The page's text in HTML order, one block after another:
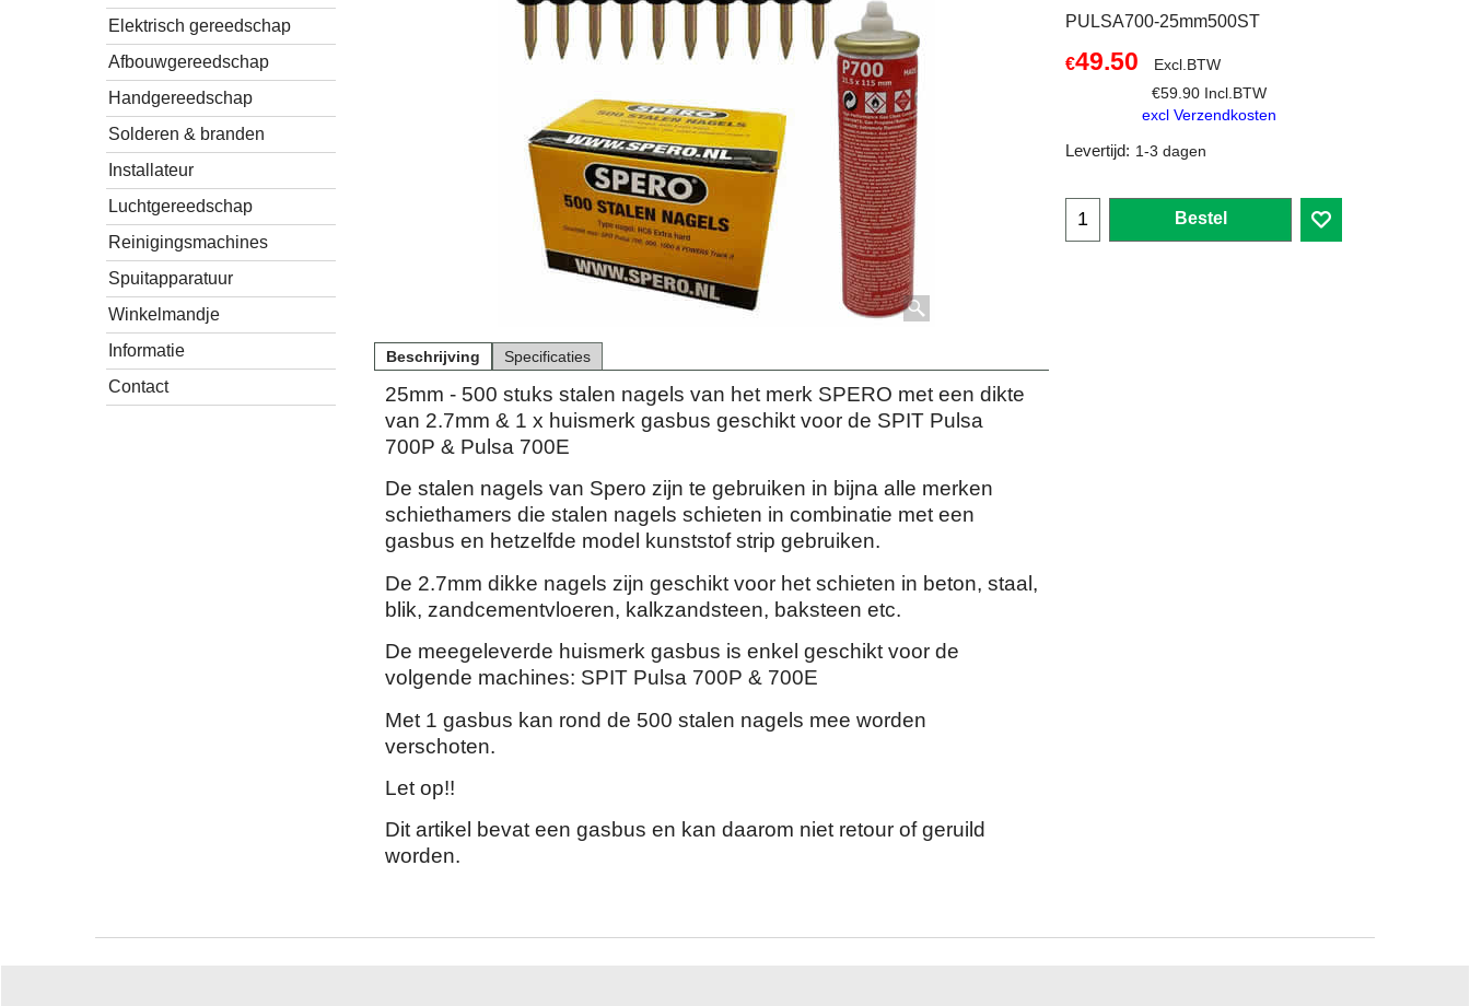
Elektrisch gereedschap
Afbouwgereedschap
Handgereedschap
Solderen & branden
Installateur
Luchtgereedschap
Reinigingsmachines
Spuitapparatuur
Winkelmandje
Informatie
Contact
PULSA700-25mm500ST
€49.50
Excl.BTW
€59.90 Incl.BTW
excl Verzendkosten
Levertijd: 1-3 dagen
Bestel
Beschrijving Specificaties
25mm - 500 stuks stalen nagels van het merk SPERO met een dikte
van 2.7mm & 1 x huismerk gasbus geschikt voor de SPIT Pulsa
700P & Pulsa 700E
De stalen nagels van Spero zijn te gebruiken in bijna alle merken
schiethamers die stalen nagels schieten in combinatie met een
gasbus en hetzelfde model kunststof strip gebruiken.
De 2.7mm dikke nagels zijn geschikt voor het schieten in beton, staal,
blik, zandcementvloeren, kalkzandsteen, baksteen etc.
De meegeleverde huismerk gasbus is enkel geschikt voor de
volgende machines: SPIT Pulsa 700P & 700E
Met 1 gasbus kan rond de 500 stalen nagels mee worden
verschoten.
Let op!!
Dit artikel bevat een gasbus en kan daarom niet retour of geruild
worden.